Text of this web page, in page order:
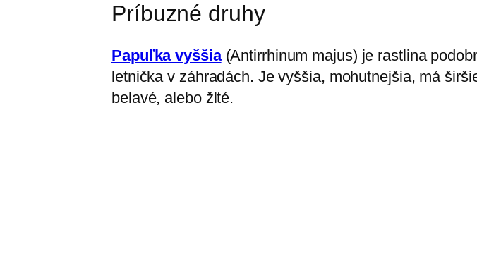
Príbuzné druhy
Papuľka vyššia(Antirrhinum majus) je rastlina
letnička v záhradách. Je vyššia, mohutnejšia, má
belavé, alebo žlté.